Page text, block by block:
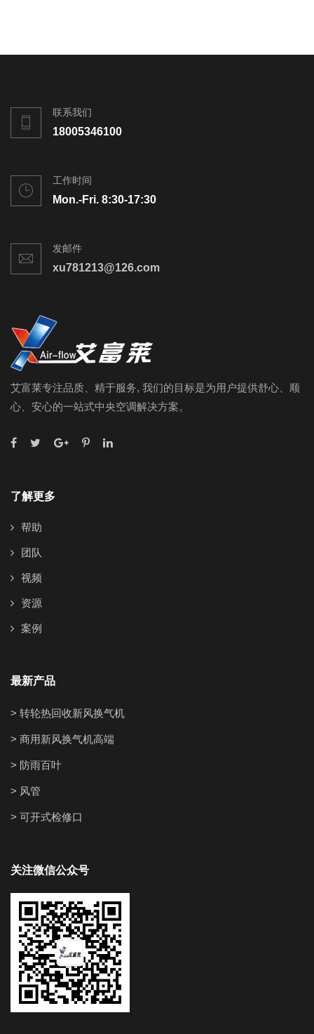
联系我们
18005346100
工作时间
Mon.-Fri. 8:30-17:30
发邮件
xu781213@126.com
艾富莱专注品质、精于服务, 我们的目标是为用户提供舒心、顺
心、安心的一站式中央空调解决方案。
了解更多
帮助
团队
视频
资源
案例
最新产品
> 转轮热回收新风换气机
> 商用新风换气机高端
> 防雨百叶
> 风管
> 可开式检修口
关注微信公众号